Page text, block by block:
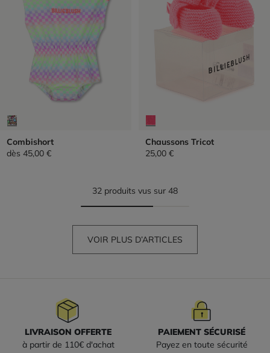
Combishort
dès 45,00 €
Chaussons Tricot
25,00 €
32 produits vus sur 48
VOIR PLUS D’ARTICLES
LIVRAISON OFFERTE
à partir de 110€ d'achat
PAIEMENT SÉCURISÉ
Payez en toute sécurité